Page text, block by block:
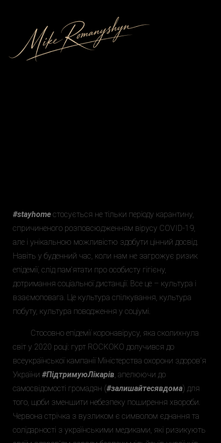
#stayhome стосується не тільки періоду карантину,
спричиненого розповсюдженням вірусу COVID-19,
але і унікальною можливістю здобути цінний досвід.
Навіть у буденний час, коли нам не загрожує ризик
епідемії, слід пам’ятати про особисту гігієну,
дотримання соціальної дистанції. Все це – культура і
взаємоповага. Це культура спілкування, культура
побуту, культура поводження у соціумі.
Стосовно епідемії коронавірусу, яка сколихнула
світ у 2020 році: гурт ROCKOKO долучився до
всеукраїнської кампанії Міністерства охорони здоров’я
України #ПідтримуюЛікарів , апелюючи до
самосвідомості громадян (#залишайтесявдома) для
того, щоби зменшити небезпеку поширення хвороби.
Червона стрічка з вузликом є символом єднання та
солідарності з українськими медиками, які ризикують